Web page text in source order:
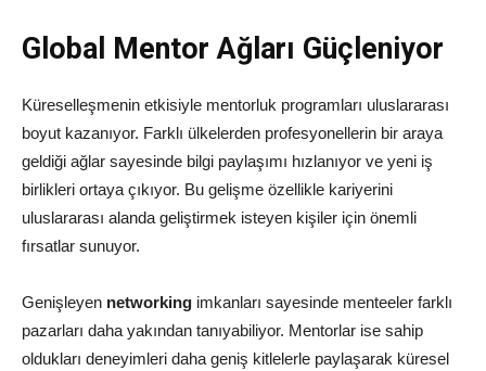
Global Mentor Ağları Güçleniyor
Küreselleşmenin etkisiyle mentorluk programları uluslararası
boyut kazanıyor. Farklı ülkelerden profesyonellerin bir araya
geldiği ağlar sayesinde bilgi paylaşımı hızlanıyor ve yeni iş
birlikleri ortaya çıkıyor. Bu gelişme özellikle kariyerini
uluslararası alanda geliştirmek isteyen kişiler için önemli
fırsatlar sunuyor.
Genişleyen networking imkanları sayesinde menteeler farklı
pazarları daha yakından tanıyabiliyor. Mentorlar ise sahip
oldukları deneyimleri daha geniş kitlelerle paylaşarak küresel